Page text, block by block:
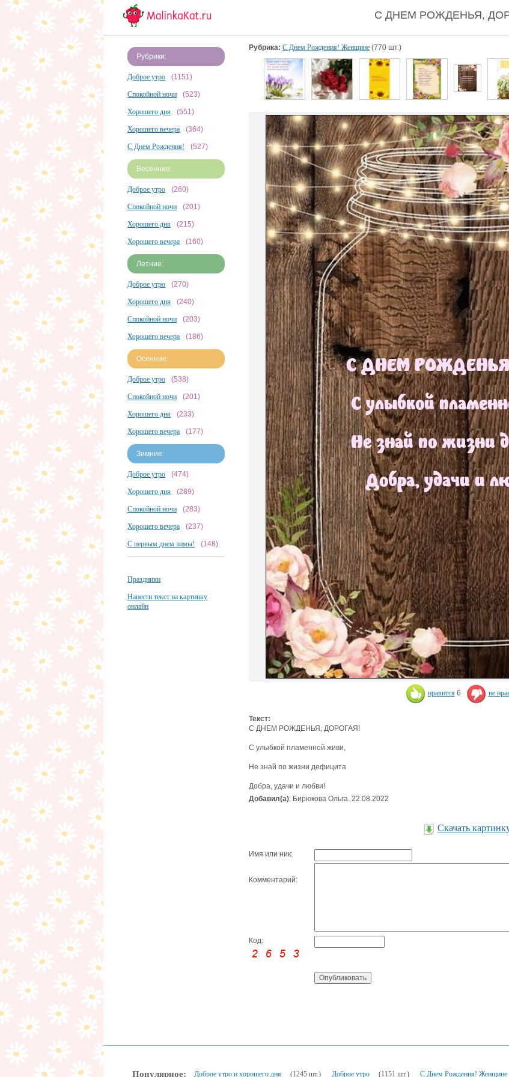
С ДНЕМ РОЖДЕНЬЯ,
Рубрики:
Доброе утро (1151)
Спокойной ночи (523)
Хорошего дня (551)
Хорошего вечера (364)
С Днем Рождения! (527)
Весенние:
Доброе утро (260)
Спокойной ночи (201)
Хорошего дня (215)
Хорошего вечера (160)
Летние:
Доброе утро (270)
Хорошего дня (240)
Спокойной ночи (203)
Хорошего вечера (186)
Осенние:
Доброе утро (538)
Спокойной ночи (201)
Хорошего дня (233)
Хорошего вечера (177)
Зимние:
Доброе утро (474)
Хорошего дня (289)
Спокойной ночи (283)
Хорошего вечера (237)
С первым днем зимы! (148)
Праздники
Нанести текст на картинку
онлайн
Рубрика: С Днем Рождения! Женщине (770 шт.)
нравится 6 не
Текст:
С ДНЕМ РОЖДЕНЬЯ, ДОРОГАЯ!
С улыбкой пламенной живи,
Не знай по жизни дефицита
Добра, удачи и любви!
Добавил(а): Бирюкова Ольга. 22.08.2022
Скачать
Имя или ник:
Комментарий:
Код:
Популярное: Доброе утро и хорошего дня (1245 шт.) Доброе утро (1151 шт.) С Днем Рождения! Женщине